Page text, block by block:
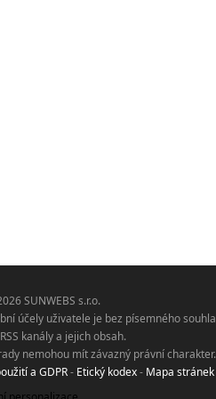
SUNWEBS s.r.o.
účely uživatele je bez písemného
kanály a jejich obsah.
nemohou mít závazný právní charakter.
a GDPR- Etický kodex- Mapa stránek